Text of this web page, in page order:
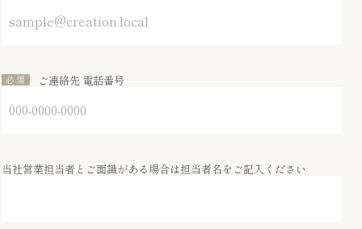
ご連絡先 電話番号
当社営業担当者とご面識がある場合は担当者名をご記入ください